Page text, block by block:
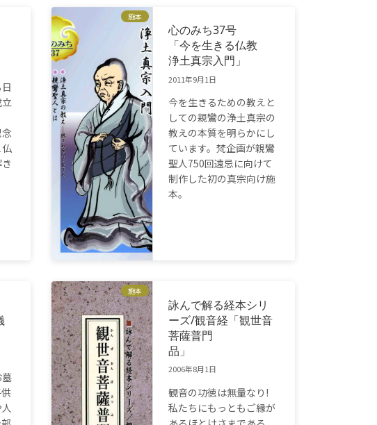
施本
心のみち37号
「今を生きる仏教
浄土真宗入門」
2011年9月1日
今を生きるための教えと
しての親鸞の浄土真宗の
教えの本質を明らかにし
ています。梵企画が親鸞
聖人750回遠忌に向けて
制作した初の真宗向け施
本。
施本
詠んで解る経本シリ
ーズ/観音経「観世音
菩薩普門
品」
2006年8月1日
観音の功徳は無量なり!
私たちにもっともご縁が